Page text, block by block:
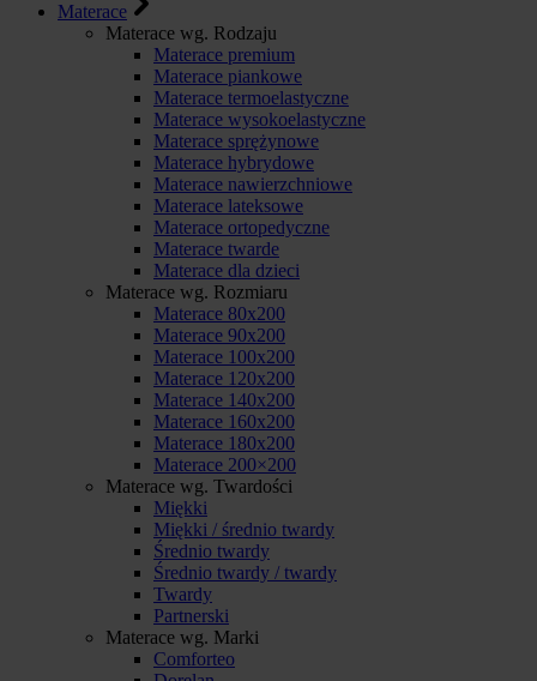
Materace
Materace wg. Rodzaju
Materace premium
Materace piankowe
Materace termoelastyczne
Materace wysokoelastyczne
Materace sprężynowe
Materace hybrydowe
Materace nawierzchniowe
Materace lateksowe
Materace ortopedyczne
Materace twarde
Materace dla dzieci
Materace wg. Rozmiaru
Materace 80x200
Materace 90x200
Materace 100x200
Materace 120x200
Materace 140x200
Materace 160x200
Materace 180x200
Materace 200×200
Materace wg. Twardości
Miękki
Miękki / średnio twardy
Średnio twardy
Średnio twardy / twardy
Twardy
Partnerski
Materace wg. Marki
Comforteo